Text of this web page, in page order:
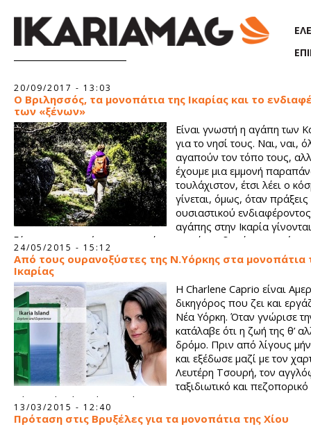
20/09/2017 - 13:03
Ο Βριλησσός, τα μονοπάτια της Ικαρίας και το
των «ξένων»
Είναι γνωστή η αγάπη των
για το νησί τους. Ναι, ναι,
αγαπούν τον τόπο τους,
έχουμε μια εμμονή
τουλάχιστον, έτσι λέει ο
γίνεται, όμως, όταν πράξεις
ουσιαστικού
αγάπης στην Ικαρία
ξένους; Ξενομερίτες που κανένα συμφέρον δεν έχουν από το
μπορεί να μην ξανάρθουν (αν και, μεταξύ μας, δε γίνεται να
ξανάρθεις, γίνεται;), που ούτε περιουσίες έχουν, ούτε
οικογένειες.
24/05/2015 - 15:12
Από τους ουρανοξύστες της Ν.Υόρκης στα μονοπάτια
Ικαρίας
Η Charlene Caprio είναι
δικηγόρος που ζει και
Νέα Υόρκη. Όταν γνώρισε
κατάλαβε ότι η ζωή της θ’
δρόμο. Πριν από λίγους
και εξέδωσε μαζί με τον
Λευτέρη Τσουρή, τον
ταξιδιωτικό και
«Ikaria Island: Explore and experience».
13/03/2015 - 12:40
Πρόταση στις Βρυξέλες για τα μονοπάτια της Χίου